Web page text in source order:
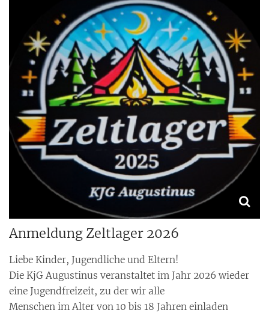
Anmeldung Zeltlager 2026
Liebe Kinder, Jugendliche und Eltern!
Die KjG Augustinus veranstaltet im Jahr 2026 wieder
eine Jugendfreizeit, zu der wir alle
Menschen im Alter von 10 bis 18 Jahren einladen